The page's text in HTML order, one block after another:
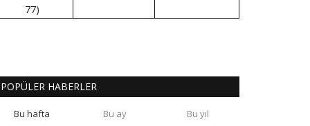
77)
POPÜLER HABERLER
Bu hafta Bu ay Bu yıl